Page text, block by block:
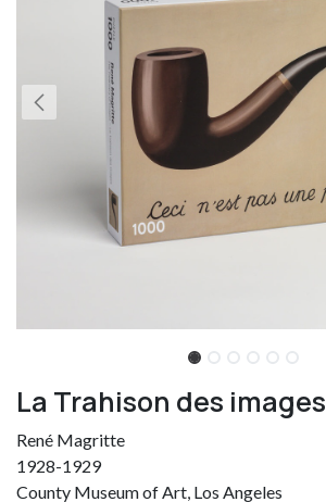
La Trahison des images
René Magritte
1928-1929
County Museum of Art, Los Angeles